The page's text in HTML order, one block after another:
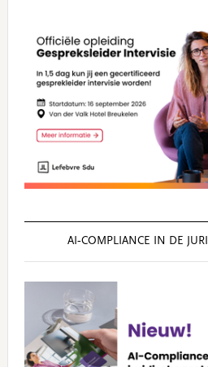
AI‑COMPLIANCE IN DE